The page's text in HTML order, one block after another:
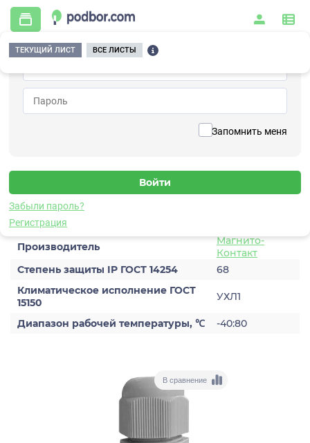
Запомнить меня
Забыли пароль?
Регистрация
ТЕКУЩИЙ ЛИСТ ВСЕ ЛИСТЫ
Главная / Дополнительное оборудование / Кабельный ввод /
ПКВ М25х1.5 (11-17 мм)
Характеристики
Производитель
Магнито-
Контакт
Степень защиты IP ГОСТ 14254
68
Климатическое исполнение ГОСТ
15150
УХЛ1
Диапазон рабочей температуры, ℃ -40:80
В сравнение